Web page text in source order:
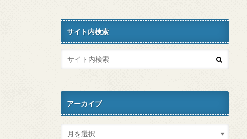
サイト内検索
アーカイブ